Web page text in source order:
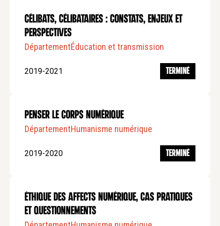
Célibats, Célibataires : Constats, Enjeux et
Perspectives
DépartementÉducation et transmission
2019-2021 TERMINÉ
Penser le corps numérique
DépartementHumanisme numérique
2019-2020 TERMINÉ
Éthique des affects numérique, cas pratiques
et questionnements